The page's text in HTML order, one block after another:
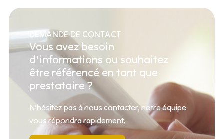
DEMANDE DE CONTACT
Vous avez besoin
d’informations ou souhaitez
être référencé en tant que
prestataire ?
N’hésitez pas à nous contacter, notre équipe
vous répondra rapidement.